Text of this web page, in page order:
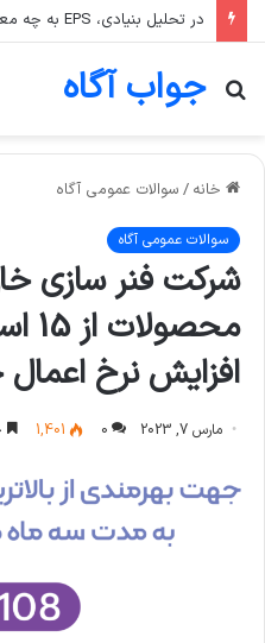
در تحلیل بنیادی، EPS به چه معناست؟
جواب آگاه
جستجو
خانه / سوالات عمومی آگاه
سوالات عمومی آگاه
شرکت فنر سازی
افزایش نرخ
مارس 7, 2023 0
1,401